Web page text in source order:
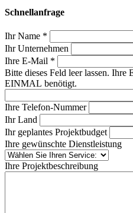
Schnellanfrage
Ihr Name *
Ihr Unternehmen
Ihre E-Mail *
Bitte dieses Feld leer lassen.
EINMAL benötigt.
Ihre Telefon-Nummer
Ihr Land
Ihr geplantes Projektbudget
Ihre gewünschte Dienstleistung
Ihre Projektbeschreibung